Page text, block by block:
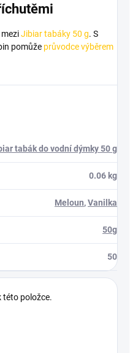
Jibiar tabáky 50 g. S
pomůže průvodce výběrem
tabák do vodní dýmky 50 g
0.06 kg
Meloun,Vanilka
50g
50
této položce.